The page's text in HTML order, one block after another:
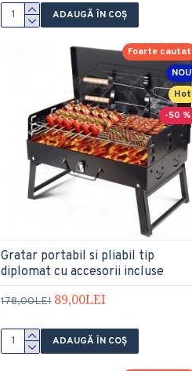
ADAUGĂ ÎN COŞ
NOU
Hot
Foarte cautat
-50 %
Gratar portabil si pliabil tip
diplomat cu accesorii incluse
178,00LEI 89,00LEI
ADAUGĂ ÎN COŞ